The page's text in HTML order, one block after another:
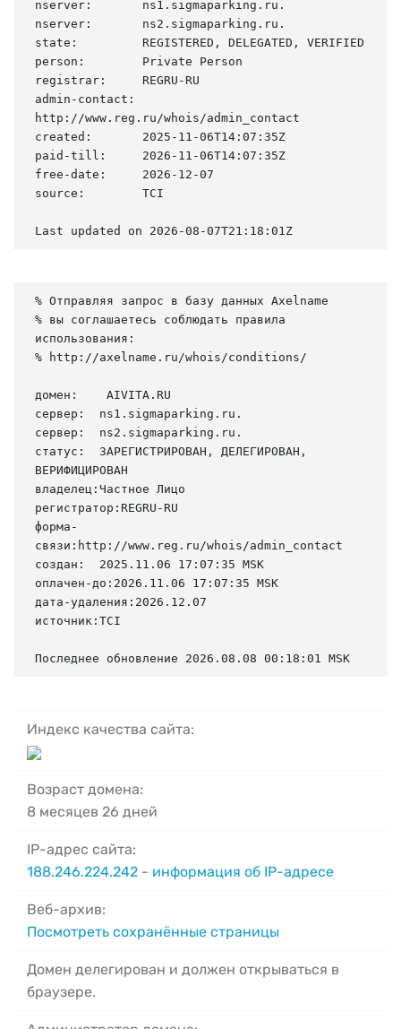
nserver:       ns1.sigmaparking.ru.
nserver:       ns2.sigmaparking.ru.
state:         REGISTERED, DELEGATED, VERIFIED
person:        Private Person
registrar:     REGRU-RU
admin-contact:
http://www.reg.ru/whois/admin_contact
created:       2025-11-06T14:07:35Z
paid-till:     2026-11-06T14:07:35Z
free-date:     2026-12-07
source:        TCI
Last updated on 2026-08-07T21:18:01Z
% Отправляя запрос в базу данных Axelname
% вы соглашаетесь соблюдать правила
использования:
% http://axelname.ru/whois/conditions/
домен:    AIVITA.RU
сервер:  ns1.sigmaparking.ru.
сервер:  ns2.sigmaparking.ru.
статус:  ЗАРЕГИСТРИРОВАН, ДЕЛЕГИРОВАН,
ВЕРИФИЦИРОВАН
владелец:Частное Лицо
регистратор:REGRU-RU
форма-
связи:http://www.reg.ru/whois/admin_contact
создан:  2025.11.06 17:07:35 MSK
оплачен-до:2026.11.06 17:07:35 MSK
дата-удаления:2026.12.07
источник:TCI
Последнее обновление 2026.08.08 00:18:01 MSK
Индекс качества сайта:
Возраст домена:
8 месяцев 26 дней
IP-адрес сайта:
188.246.224.242 - информация об IP-адресе
Веб-архив:
Посмотреть сохранённые страницы
Домен делегирован и должен открываться в
браузере.